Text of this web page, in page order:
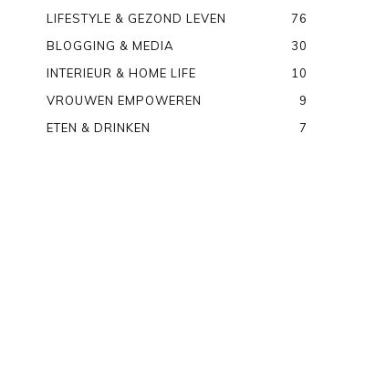
LIFESTYLE & GEZOND LEVEN
76
BLOGGING & MEDIA
30
INTERIEUR & HOME LIFE
10
VROUWEN EMPOWEREN
9
ETEN & DRINKEN
7